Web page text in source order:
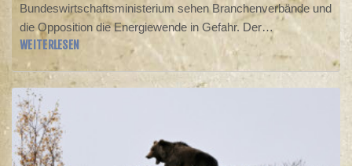
Bundeswirtschaftsministerium sehen Branchenverbände und
die Opposition die Energiewende in Gefahr. Der
Bundesverband Solarwirtschaft warnte am Samstag vor
Jobverlusten und wegbrechenden Investitionen, der
Bundesverband Erneuerbare Energie (BEE) konstatierte
insgesamt "erhebliche Verschlechterungen" für die
Erneuerbaren. Bundeswirtschaftsministerin Katherina Reiche
(CDU) hatte zuvor die Länder- und Verbändeanhörung
gestartet - Kritik gab es daran, dass die Zeit dafür nur bis
WEITERLESEN